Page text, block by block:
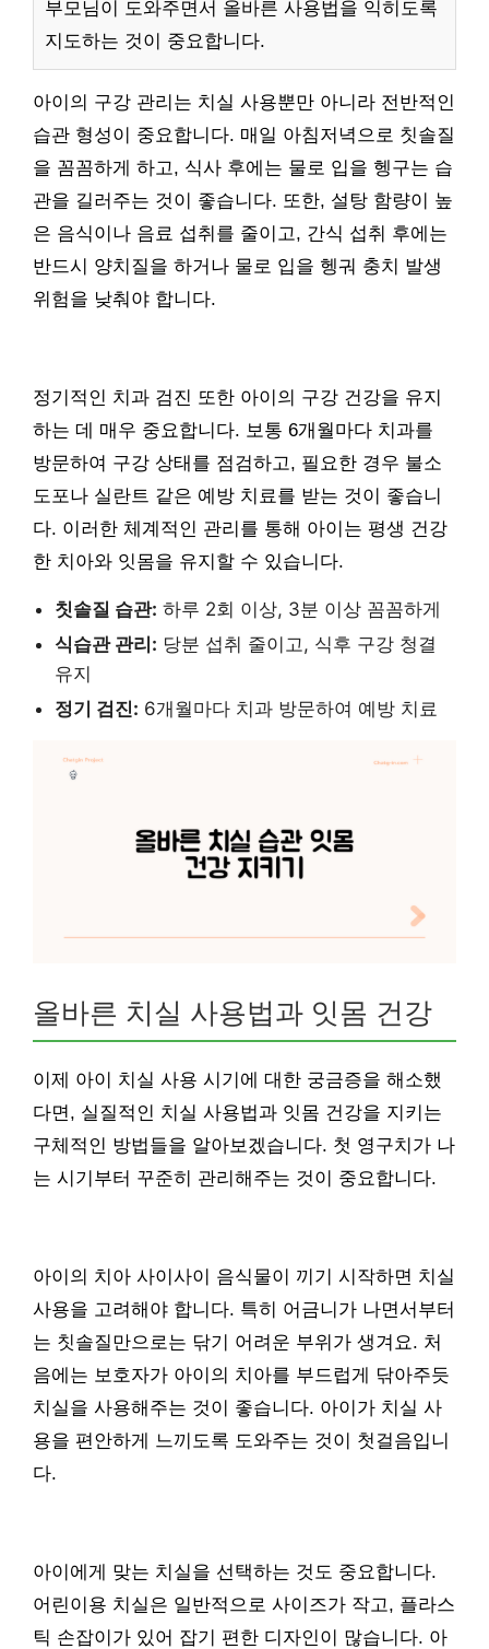
부모님이 도와주면서 올바른 사용법을 익히도록
지도하는 것이 중요합니다.
아이의 구강 관리는 치실 사용뿐만 아니라 전반적인
습관 형성이 중요합니다. 매일 아침저녁으로 칫솔질
을 꼼꼼하게 하고, 식사 후에는 물로 입을 헹구는 습
관을 길러주는 것이 좋습니다. 또한, 설탕 함량이 높
은 음식이나 음료 섭취를 줄이고, 간식 섭취 후에는
반드시 양치질을 하거나 물로 입을 헹궈 충치 발생
위험을 낮춰야 합니다.
정기적인 치과 검진 또한 아이의 구강 건강을 유지
하는 데 매우 중요합니다. 보통 6개월마다 치과를
방문하여 구강 상태를 점검하고, 필요한 경우 불소
도포나 실란트 같은 예방 치료를 받는 것이 좋습니
다. 이러한 체계적인 관리를 통해 아이는 평생 건강
한 치아와 잇몸을 유지할 수 있습니다.
칫솔질 습관: 하루 2회 이상, 3분 이상 꼼꼼하게
식습관 관리: 당분 섭취 줄이고, 식후 구강 청결
유지
정기 검진: 6개월마다 치과 방문하여 예방 치료
올바른 치실 사용법과 잇몸 건강
이제 아이 치실 사용 시기에 대한 궁금증을 해소했
다면, 실질적인 치실 사용법과 잇몸 건강을 지키는
구체적인 방법들을 알아보겠습니다. 첫 영구치가 나
는 시기부터 꾸준히 관리해주는 것이 중요합니다.
아이의 치아 사이사이 음식물이 끼기 시작하면 치실
사용을 고려해야 합니다. 특히 어금니가 나면서부터
는 칫솔질만으로는 닦기 어려운 부위가 생겨요. 처
음에는 보호자가 아이의 치아를 부드럽게 닦아주듯
치실을 사용해주는 것이 좋습니다. 아이가 치실 사
용을 편안하게 느끼도록 도와주는 것이 첫걸음입니
다.
아이에게 맞는 치실을 선택하는 것도 중요합니다.
어린이용 치실은 일반적으로 사이즈가 작고, 플라스
틱 손잡이가 있어 잡기 편한 디자인이 많습니다. 아